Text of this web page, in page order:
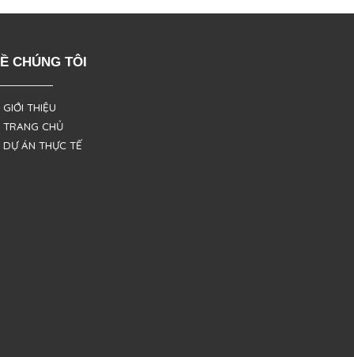
CHÚNG TÔI
THIỆU
CHỦ
ÁN THỰC TẾ